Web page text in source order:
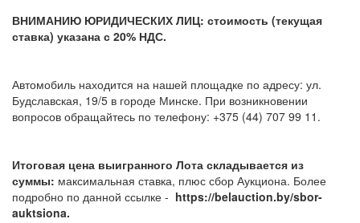
ВНИМАНИЮ ЮРИДИЧЕСКИХ ЛИЦ: стоимость (текущая
ставка) указана с 20% НДС.
Автомобиль находится на нашей площадке по адресу: ул.
Будславская, 19/5 в городе Минске. При возникновении
вопросов обращайтесь по телефону: +375 (44) 707 99 11.
Итоговая цена выигранного Лота складывается из
суммы: максимальная ставка, плюс сбор Аукциона. Более
подробно по данной ссылке - https://belauction.by/sbor-
auktsiona.